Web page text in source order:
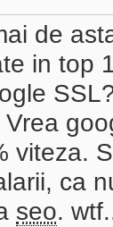
de
in top
viteza.
ca
seo.